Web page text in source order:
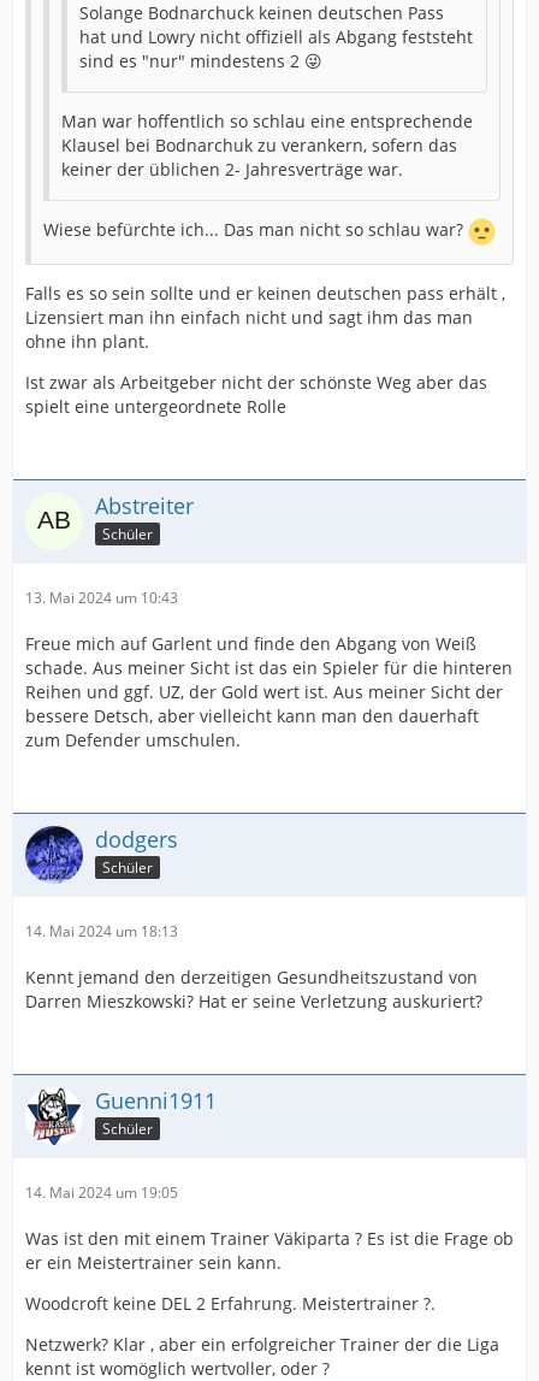
Solange Bodnarchuck keinen deutschen Pass
hat und Lowry nicht offiziell als Abgang feststeht
sind es "nur" mindestens 2 😜
Man war hoffentlich so schlau eine entsprechende
Klausel bei Bodnarchuk zu verankern, sofern das
keiner der üblichen 2- Jahresverträge war.
Wiese befürchte ich... Das man nicht so schlau war?
Falls es so sein sollte und er keinen deutschen pass erhält ,
Lizensiert man ihn einfach nicht und sagt ihm das man
ohne ihn plant.
Ist zwar als Arbeitgeber nicht der schönste Weg aber das
spielt eine untergeordnete Rolle
Abstreiter
Schüler
13. Mai 2024 um 10:43
Freue mich auf Garlent und finde den Abgang von Weiß
schade. Aus meiner Sicht ist das ein Spieler für die hinteren
Reihen und ggf. UZ, der Gold wert ist. Aus meiner Sicht der
bessere Detsch, aber vielleicht kann man den dauerhaft
zum Defender umschulen.
dodgers
Schüler
14. Mai 2024 um 18:13
Kennt jemand den derzeitigen Gesundheitszustand von
Darren Mieszkowski? Hat er seine Verletzung auskuriert?
Guenni1911
Schüler
14. Mai 2024 um 19:05
Was ist den mit einem Trainer Väkiparta ? Es ist die Frage ob
er ein Meistertrainer sein kann.
Woodcroft keine DEL 2 Erfahrung. Meistertrainer ?.
Netzwerk? Klar , aber ein erfolgreicher Trainer der die Liga
kennt ist womöglich wertvoller, oder ?